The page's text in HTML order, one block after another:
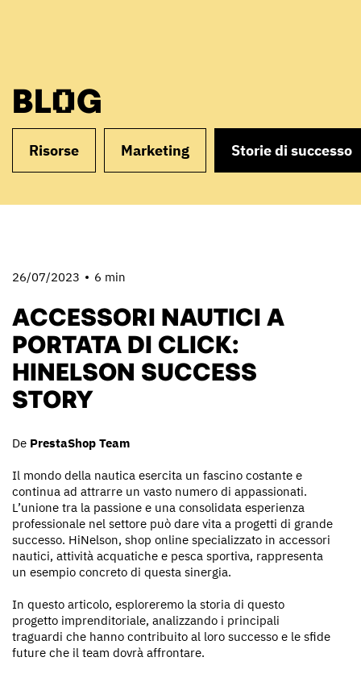
BLOG
Risorse Marketing Storie di successo
26/07/2023 6 min
ACCESSORI NAUTICI A
PORTATA DI CLICK:
HINELSON SUCCESS
STORY
De PrestaShop Team
Il mondo della nautica esercita un fascino costante e
continua ad attrarre un vasto numero di appassionati.
L’unione tra la passione e una consolidata esperienza
professionale nel settore può dare vita a progetti di grande
successo. HiNelson, shop online specializzato in accessori
nautici, attività acquatiche e pesca sportiva, rappresenta
un esempio concreto di questa sinergia.
In questo articolo, esploreremo la storia di questo
progetto imprenditoriale, analizzando i principali
traguardi che hanno contribuito al loro successo e le sfide
future che il team dovrà affrontare.